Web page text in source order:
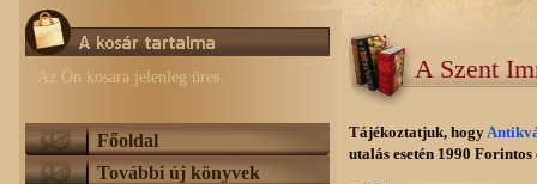
Az Ön kosara jelenleg üres.
Főoldal
További új könyvek
A Szent
Tájékoztatjuk, hogy
utalás esetén 1990